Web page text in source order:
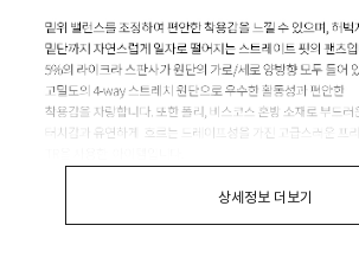
상세정보 더보기